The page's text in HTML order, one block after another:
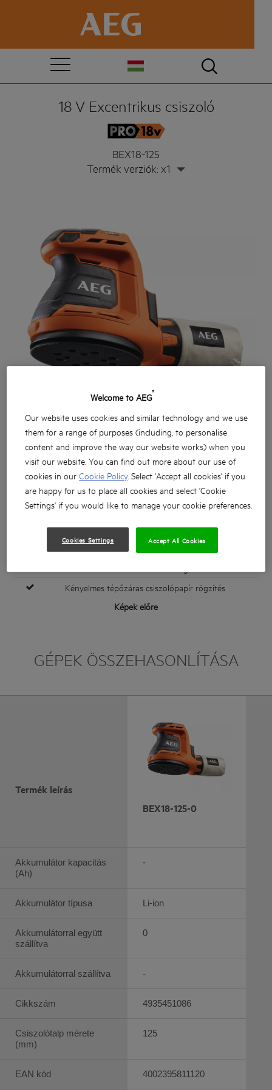
18 V Excentrikus csiszoló
BEX18-125
Termék verziók: x1
Kiváló a nehezen hozzáférhető helyeken és a fej felett
végzett munkákhoz
Kényelmes tépőzáras csiszolópapír rögzítés
Képek előre
GÉPEK ÖSSZEHASONLÍTÁSA
Termék leírás
Akkumulátor kapacitás
(Ah)
Akkumulátor típusa
Akkumulátorral együtt
szállítva
Akkumulátorral szállítva
Cikkszám
Csiszolótalp mérete
(mm)
EAN kód
BEX18-125-0
-
Li-ion
0
-
4935451086
125
4002395811120
Welcome to AEG®
Our website uses cookies and similar technology and we use
them for a range of purposes (including, to personalise
content and improve the way our website works) when you
visit our website. You can find out more about our use of
cookies in ourCookie Policy. Select 'Accept all cookies' if you
are happy for us to place all cookies and select 'Cookie
Settings' if you would like to manage your cookie preferences.
Cookies Settings Accept All Cookies